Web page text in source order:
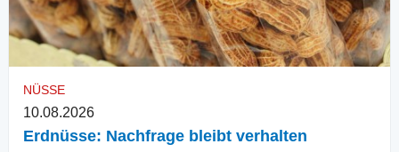
NÜSSE
10.08.2026
Erdnüsse: Nachfrage bleibt verhalten